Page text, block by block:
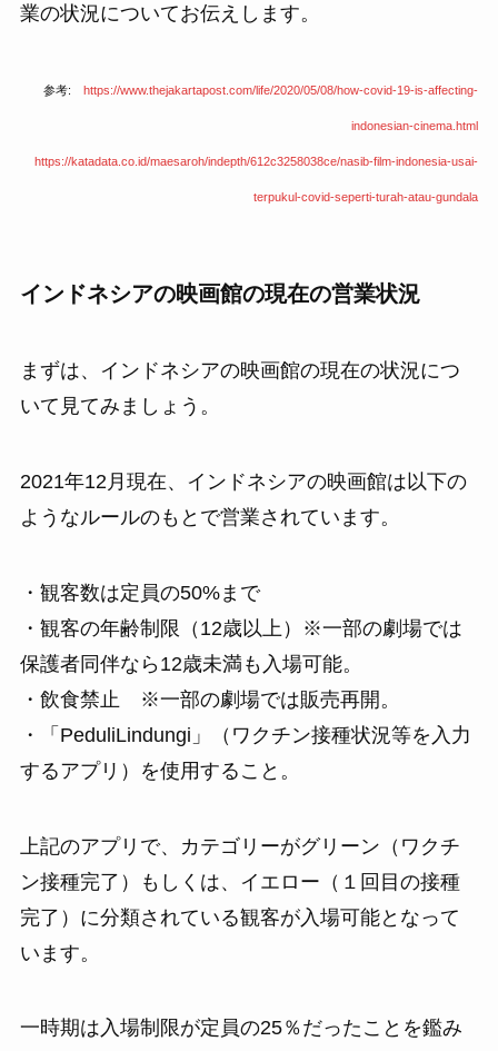
業の状況についてお伝えします。
参考: https://www.thejakartapost.com/life/2020/05/08/how-covid-19-is-affecting-
indonesian-cinema.html
https://katadata.co.id/maesaroh/indepth/612c3258038ce/nasib-film-indonesia-usai-
terpukul-covid-seperti-turah-atau-gundala
インドネシアの映画館の現在の営業状況
まずは、インドネシアの映画館の現在の状況につ
いて見てみましょう。
2021年12月現在、インドネシアの映画館は以下の
ようなルールのもとで営業されています。
・観客数は定員の50%まで
・観客の年齢制限（12歳以上）※一部の劇場では
保護者同伴なら12歳未満も入場可能。
・飲食禁止 ※一部の劇場では販売再開。
・「PeduliLindungi」（ワクチン接種状況等を入力
するアプリ）を使用すること。
上記のアプリで、カテゴリーがグリーン（ワクチ
ン接種完了）もしくは、イエロー（１回目の接種
完了）に分類されている観客が入場可能となって
います。
一時期は入場制限が定員の25％だったことを鑑み